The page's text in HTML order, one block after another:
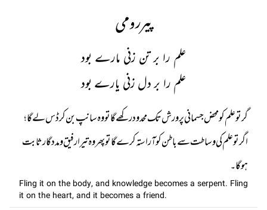
پیررومی
علم را بر تن زنی مارے بود
علم را بر دل زنی یارے بود
گر تو علم کو محض جسمانی پرورش تک محدود رکھے گا تو وہ سانپ بن کر ڈس لے گا ؛
اگر تو علم کی وساطت سے باطن کو آراستہ کرے گا تو پھر وہ تیرا رفیق و مددگار ثابت
ہو گا۔
Fling it on the body, and knowledge becomes a serpent. Fling
it on the heart, and it becomes a friend.